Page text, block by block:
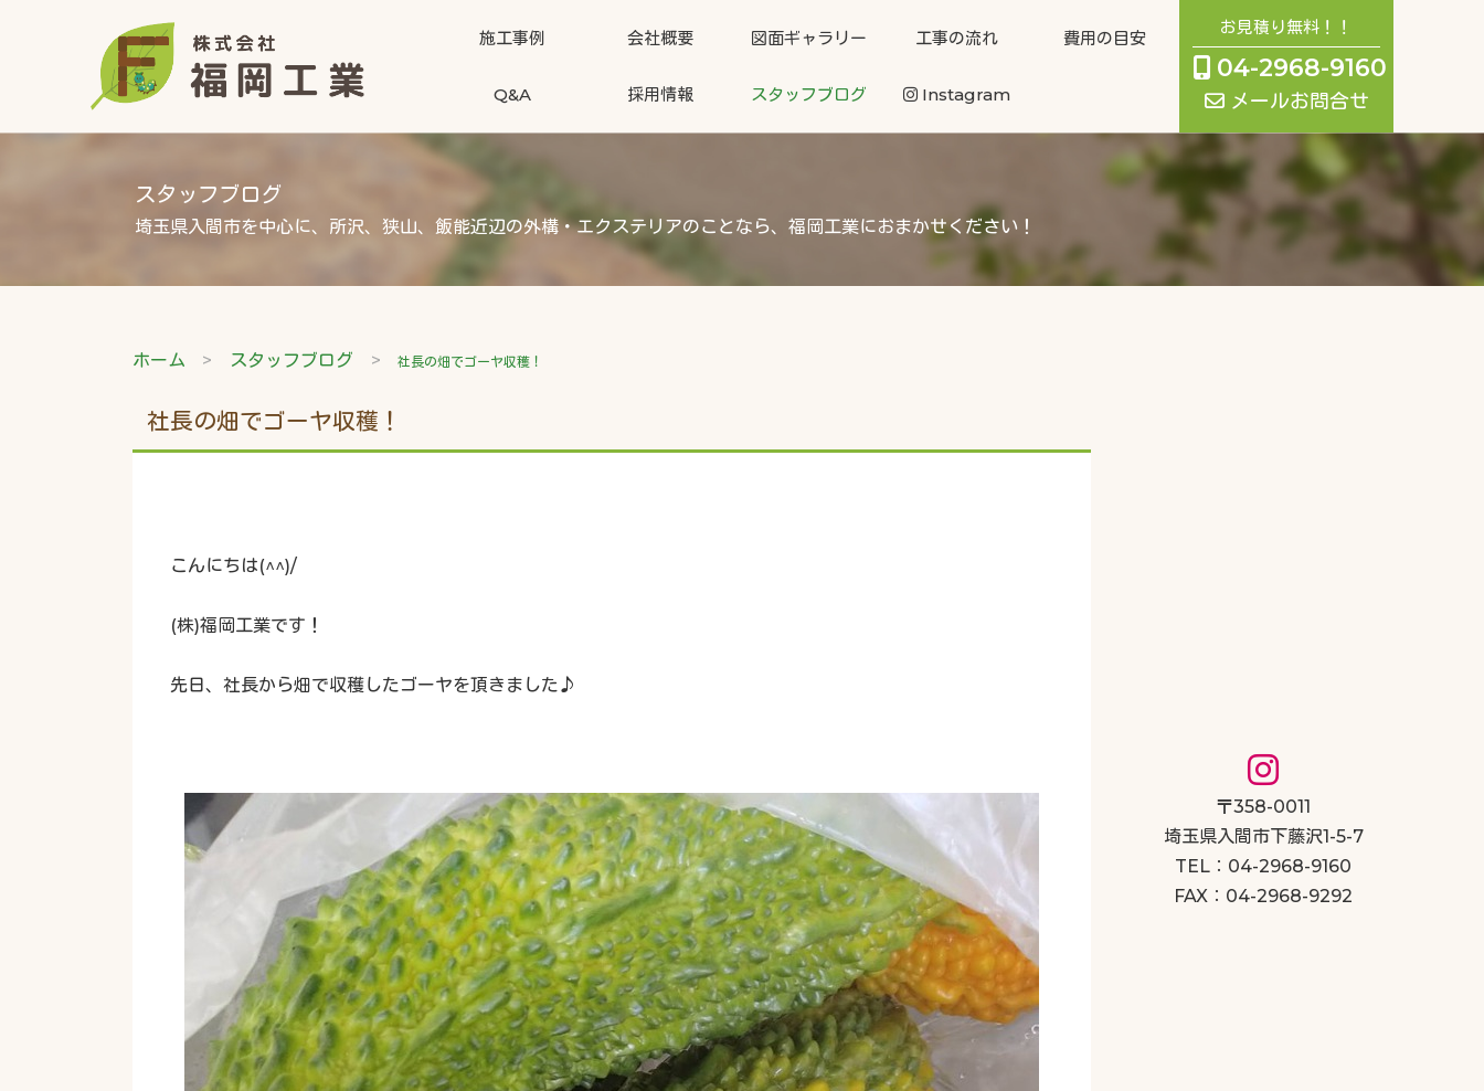
施工事例 会社概要 図面ギャラリー 工事の流れ 費用の目安
Q&A 採用情報 スタッフブログ Instagram
お見積り無料！！
04-2968-9160
メールお問合せ
スタッフブログ
埼玉県入間市を中心に、所沢、狭山、飯能近辺の外構・エクステリアのことなら、福岡工業におまかせください！
ホーム スタッフブログ 社長の畑でゴーヤ収穫！
社長の畑でゴーヤ収穫！
こんにちは(^^)/
(株)福岡工業です！
先日、社長から畑で収穫したゴーヤを頂きました♪
〒358-0011
埼玉県入間市下藤沢1-5-7
TEL：04-2968-9160
FAX：04-2968-9292